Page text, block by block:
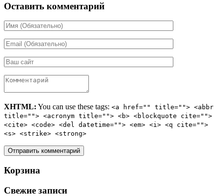
Оставить комментарий
XHTML: You can use these tags: <a href="" title=""> <abbr
title=""> <acronym title=""> <b> <blockquote cite="">
<cite> <code> <del datetime=""> <em> <i> <q cite="">
<s> <strike> <strong>
Корзина
Свежие записи